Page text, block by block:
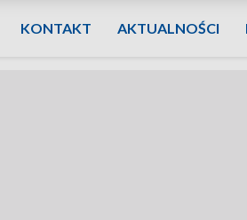
KONTAKT AKTUALNOŚCI